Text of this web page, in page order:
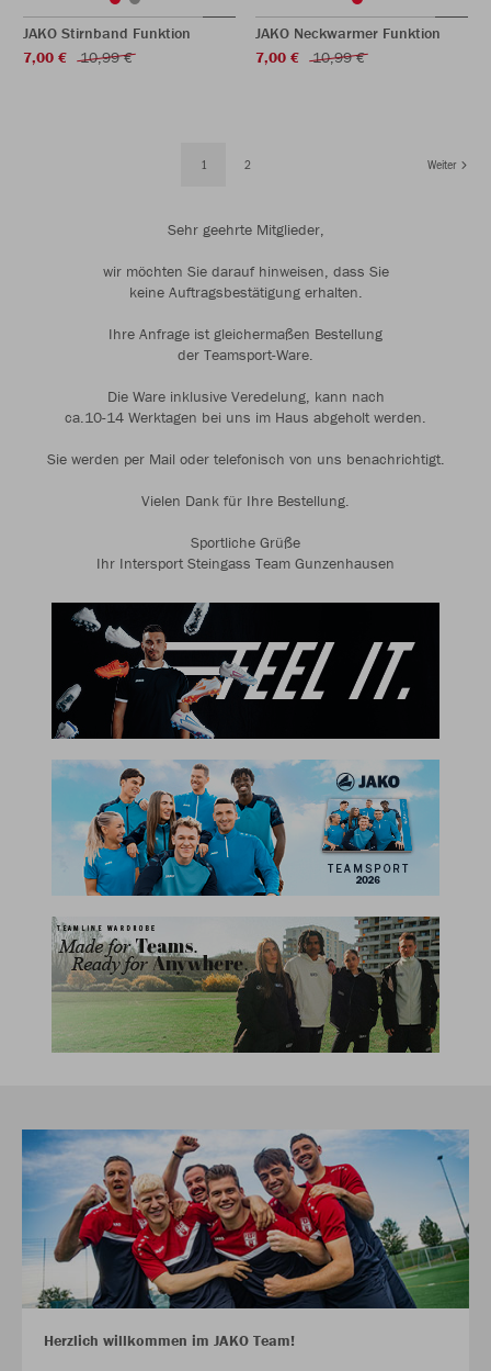
JAKO Stirnband Funktion
7,00 €
10,99 €
JAKO Neckwarmer Funktion
7,00 €
10,99 €
1 2 Weiter
Sehr geehrte Mitglieder,
wir möchten Sie darauf hinweisen, dass Sie
keine Auftragsbestätigung erhalten.
Ihre Anfrage ist gleichermaßen Bestellung
der Teamsport-Ware.
Die Ware inklusive Veredelung, kann nach
ca.10-14 Werktagen bei uns im Haus abgeholt werden.
Sie werden per Mail oder telefonisch von uns benachrichtigt.
Vielen Dank für Ihre Bestellung.
Sportliche Grüße
Ihr Intersport Steingass Team Gunzenhausen
Herzlich willkommen im JAKO Team!